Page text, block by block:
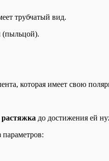
трубчатый вид.
(пыльцой).
которая имеет свою
растяжка до достижения ей
параметров: